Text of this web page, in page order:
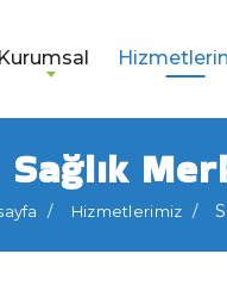
Kurumsal
Sağlık
Hizmetlerimiz